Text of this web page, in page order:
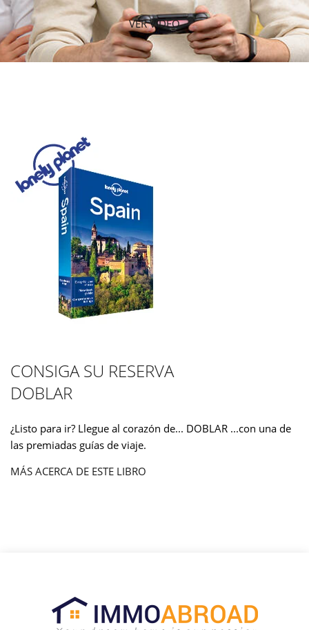
VER VIDEO
CONSIGA SU RESERVA
DOBLAR
¿Listo para ir? Llegue al corazón de... DOBLAR ...con una de
las premiadas guías de viaje.
MÁS ACERCA DE ESTE LIBRO